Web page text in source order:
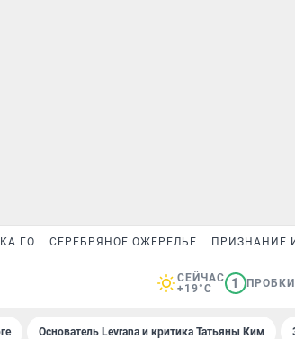
ГО СЕРЕБРЯНОЕ ОЖЕРЕЛЬЕ ПРИЗНАНИЕ
СЕЙЧАС
+19°C
1 ПРОБКИ
Основатель Levrana и критика Татьяны Ким